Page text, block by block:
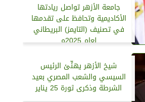
جامعة الأزهر تواصل ريادتها
الأكاديمية وتحافظ على تقدمها
في تصنيف (التايمز) البريطاني
لعام 2025م
شيخ الأزهر يهنِّئ الرئيس
السيسي والشعب المصري بعيد
الشرطة وذكرى ثورة 25 يناير